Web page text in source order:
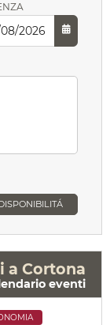
a Cortona
eventi